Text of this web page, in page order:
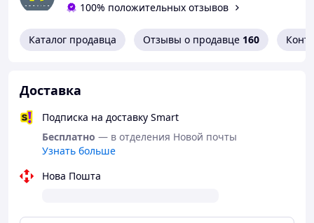
100% положительных отзывов
Каталог продавца Отзывы о продавце 160
Доставка
Подписка на доставку Smart
Бесплатно — в отделения Новой почты
Узнать больше
Нова Пошта